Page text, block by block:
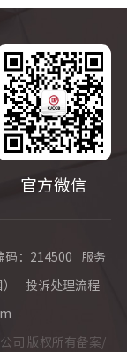
官方微信
码：214500 服务
投诉处理流程
司 版权所有备案/